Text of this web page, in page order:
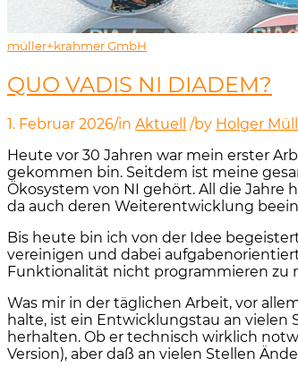
müller+krahmer GmbH
QUO VADIS NI DIADEM?
1. Februar 2026/in Aktuell /by Holger
Heute vor 30 Jahren war mein erster
gekommen bin. Seitdem ist meine
Ökosystem von NI gehört. All die
da auch deren Weiterentwicklung
Bis heute bin ich von der Idee
vereinigen und dabei
Funktionalität nicht programmieren zu
Was mir in der täglichen Arbeit, vor
halte, ist ein Entwicklungstau an
herhalten. Ob er technisch wirklich
Version), aber daß an vielen Stellen